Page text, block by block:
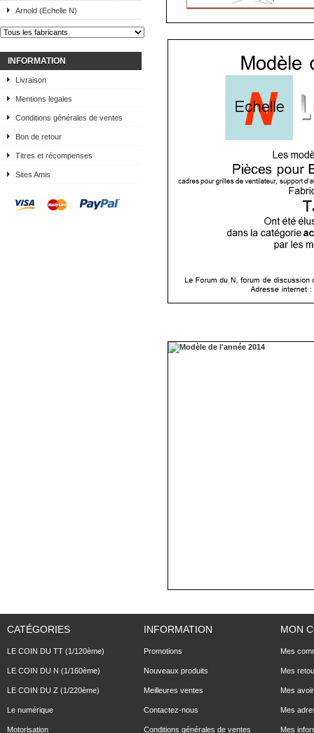
Arnold (Echelle N)
INFORMATION
Livraison
Mentions legales
Conditions générales de ventes
Bon de retour
Titres et récompenses
Sites Amis
CATÉGORIES
LE COIN DU TT (1/120ème)
LE COIN DU N (1/160ème)
LE COIN DU Z (1/220ème)
Le numérique
Motorisation
INFORMATION
Promotions
Nouveaux produits
Meilleures ventes
Contactez-nous
Conditions générales de ventes
MON
Mes
Mes
Mes
Mes
Mes